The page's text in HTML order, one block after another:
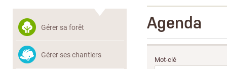
Gérer sa forêt
Gérer ses chantiers
Agenda
Mot-clé